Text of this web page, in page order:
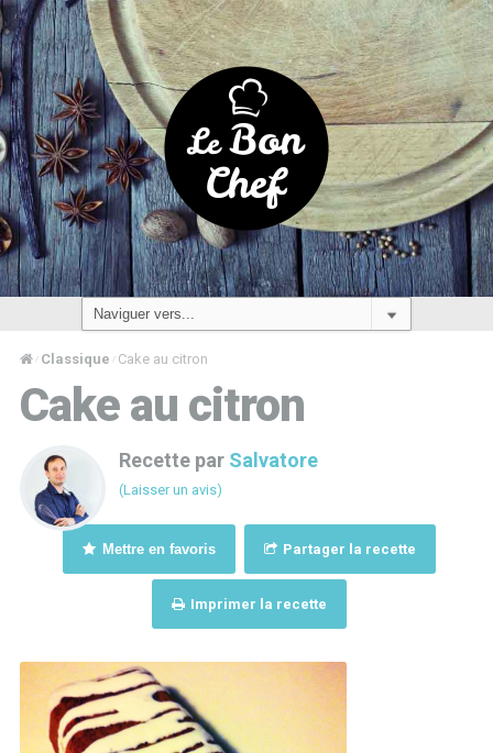
/ Classique / Cake au citron
Cake au citron
Recette par Salvatore
(Laisser un avis)
Mettre en favoris Partager la recette
Imprimer la recette